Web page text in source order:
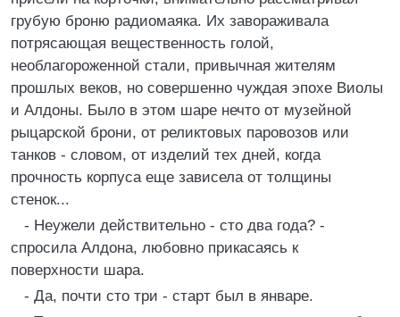
грубую броню радиомаяка. Их завораживала
потрясающая вещественность голой,
необлагороженной стали, привычная жителям
прошлых веков, но совершенно чуждая эпохе Виолы
и Алдоны. Было в этом шаре нечто от музейной
рыцарской брони, от реликтовых паровозов или
танков - словом, от изделий тех дней, когда
прочность корпуса еще зависела от толщины
стенок...
- Неужели действительно - сто два года? -
спросила Алдона, любовно прикасаясь к
поверхности шара.
- Да, почти сто три - старт был в январе.